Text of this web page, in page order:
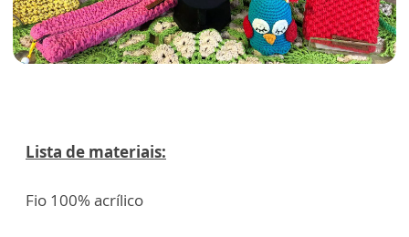
Lista de materiais:
Fio 100% acrílico